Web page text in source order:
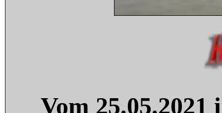
Vom